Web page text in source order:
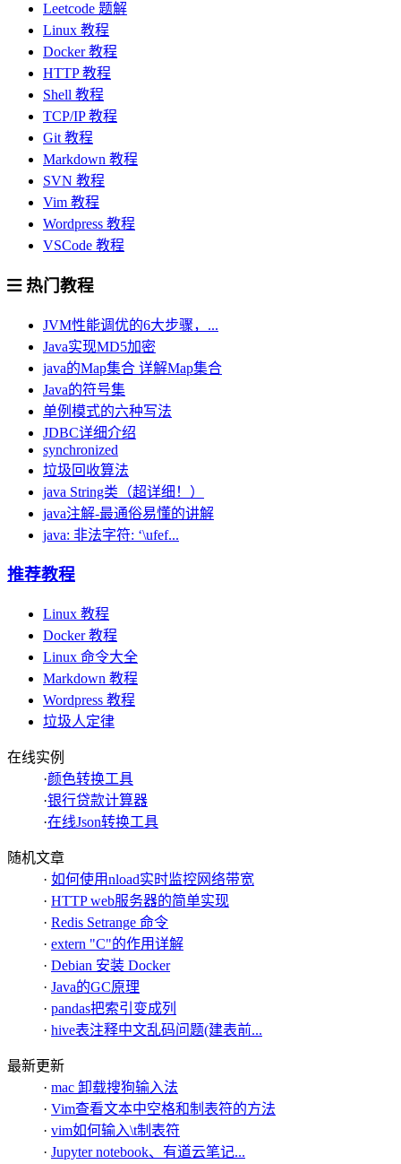
Leetcode 题解
Linux 教程
Docker 教程
HTTP 教程
Shell 教程
TCP/IP 教程
Git 教程
Markdown 教程
SVN 教程
Vim 教程
Wordpress 教程
VSCode 教程
热门教程
JVM性能调优的6大步骤，...
Java实现MD5加密
java的Map集合 详解Map集合
Java的符号集
单例模式的六种写法
JDBC详细介绍
synchronized
垃圾回收算法
java String类（超详细！）
java注解-最通俗易懂的讲解
java: 非法字符: ‘\ufef...
推荐教程
Linux 教程
Docker 教程
Linux 命令大全
Markdown 教程
Wordpress 教程
垃圾人定律
在线实例
·颜色转换工具
·银行贷款计算器
·在线Json转换工具
随机文章
· 如何使用nload实时监控网络带宽
· HTTP web服务器的简单实现
· Redis Setrange 命令
· extern "C"的作用详解
· Debian 安装 Docker
· Java的GC原理
· pandas把索引变成列
· hive表注释中文乱码问题(建表前...
最新更新
· mac 卸载搜狗输入法
· Vim查看文本中空格和制表符的方法
· vim如何输入\t制表符
· Jupyter notebook、有道云笔记...